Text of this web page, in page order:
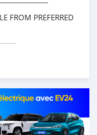
FROM PREFERRED